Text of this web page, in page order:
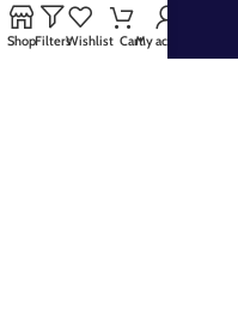
FB Group
ShopFiltersWishlist CartMy account